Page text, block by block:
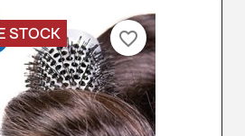
STOCK favorite_border